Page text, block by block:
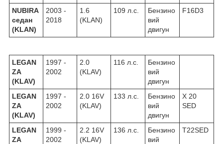
NUBIRA
седан
(KLAN)
2003 -
2018
1.6
(KLAN)
109 л.с.
Бензино
вий
двигун
F16D3
LEGAN
ZA
(KLAV)
1997 -
2002
2.0
(KLAV)
116 л.с.
Бензино
вий
двигун
LEGAN
ZA
(KLAV)
1997 -
2002
2.0 16V
(KLAV)
133 л.с.
Бензино
вий
двигун
X 20
SED
LEGAN
ZA
1999 -
2002
2.2 16V
(KLAV)
136 л.с.
Бензино
вий
T22SED